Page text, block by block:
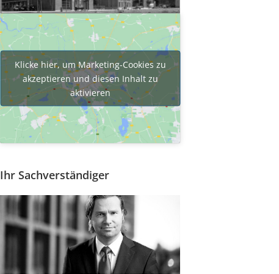
Klicke hier, um Marketing-Cookies zu
akzeptieren und diesen Inhalt zu
aktivieren
Ihr Sachverständiger